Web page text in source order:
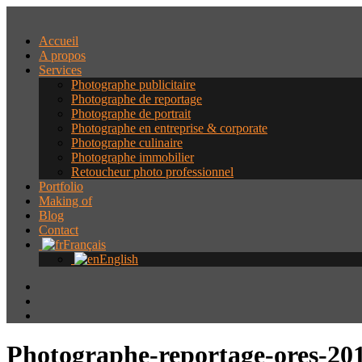
Accueil
A propos
Services
Photographe publicitaire
Photographe de reportage
Photographe de portrait
Photographe en entreprise & corporate
Photographe culinaire
Photographe immobilier
Retoucheur photo professionnel
Portfolio
Making of
Blog
Contact
Français
English
Photographe-reportage-ores-